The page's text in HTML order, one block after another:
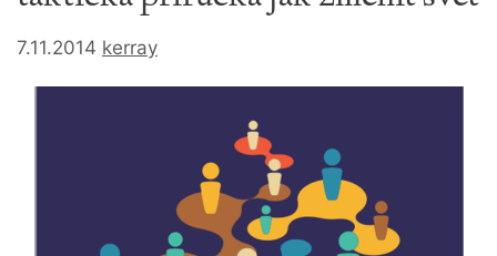
7.11.2014 kerray